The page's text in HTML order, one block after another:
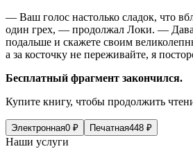
— Ваш голос настолько сладок, что
один грех, — продолжал Локи. —
подальше и скажете своим
а за косточку не переживайте, я
Бесплатный фрагмент закончился.
Купите книгу, чтобы продолжить
Электронная0 ₽ Печатная448 ₽
Наши услуги